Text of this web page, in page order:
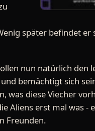
später befindet er
nun natürlich den
bemächtigt sich
was diese Viecher
Aliens erst mal was -
Freunden.